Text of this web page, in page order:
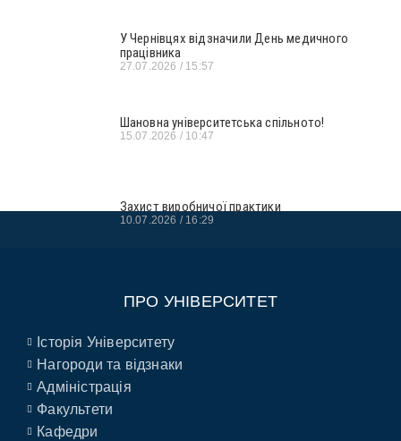
У Чернівцях відзначили День медичного
працівника
27.07.2026 15:57
Шановна університетська спільното!
15.07.2026 10:47
Захист виробничої практики
10.07.2026 16:29
ПРО УНІВЕРСИТЕТ
Історія Університету
Нагороди та відзнаки
Адміністрація
Факультети
Кафедри